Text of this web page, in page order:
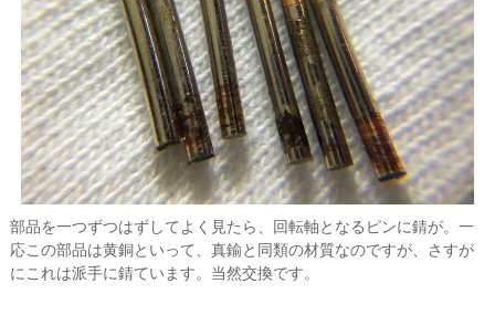
部品を一つずつはずしてよく見たら、回転軸となるピンに錆が。一
応この部品は黄銅といって、真鍮と同類の材質なのですが、さすが
にこれは派手に錆ています。当然交換です。